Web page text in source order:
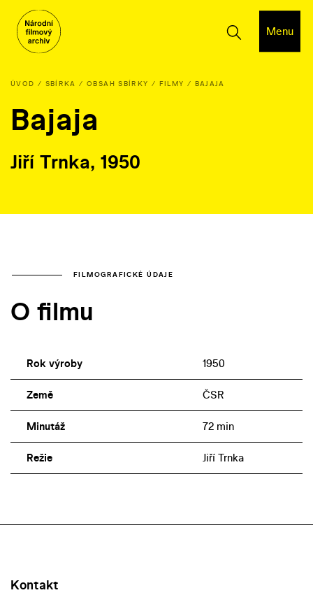
Menu
ÚVOD SBÍRKA OBSAH SBÍRKY FILMY BAJAJA
Bajaja
Jiří Trnka, 1950
FILMOGRAFICKÉ ÚDAJE
O filmu
Rok výroby 1950
Země ČSR
Minutáž 72 min
Režie Jiří Trnka
Kontakt